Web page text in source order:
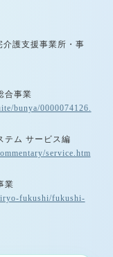
護支援事業所・事
合事業
bunya/0000074126.
テム サービス編
service.htm
業
fukushi/fukushi-